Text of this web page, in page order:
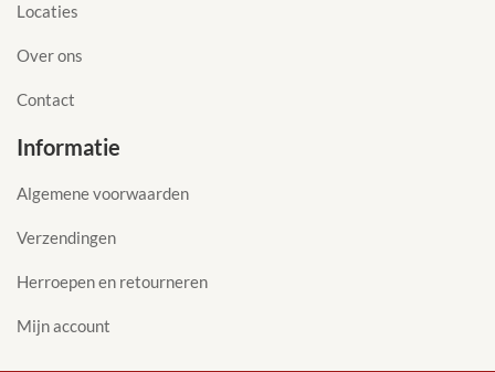
Locaties
Over ons
Contact
Informatie
Algemene voorwaarden
Verzendingen
Herroepen en retourneren
Mijn account